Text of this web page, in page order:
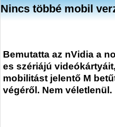
Nincs többé mobil
Bemutatta az nVidia a
es szériájú
mobilitást jelentő M
végéről. Nem véletlenül.